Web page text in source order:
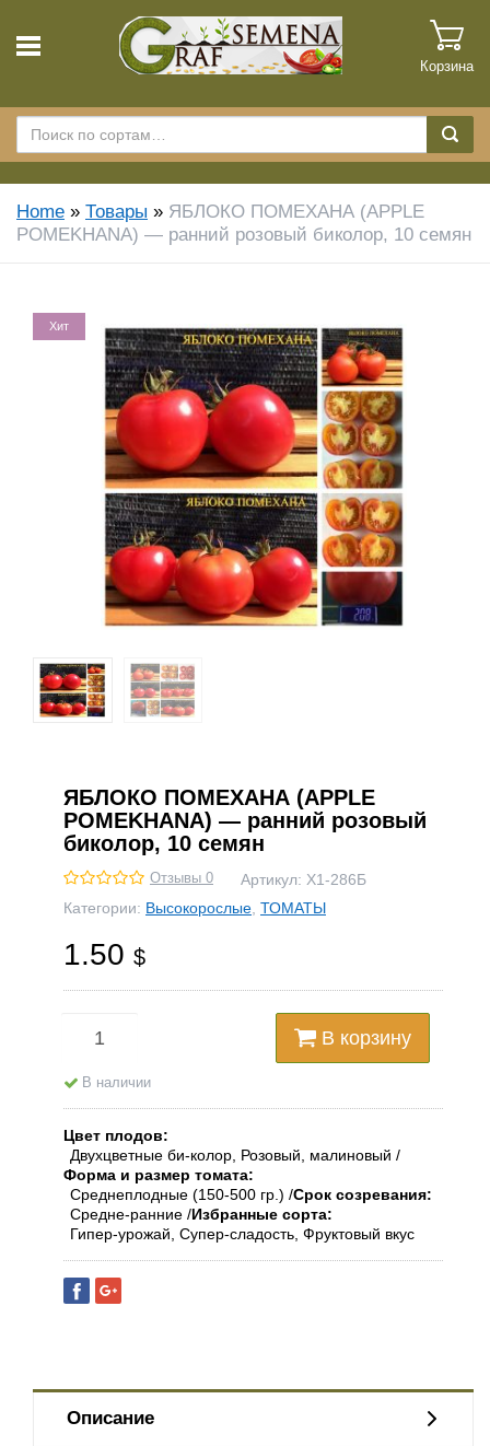
Корзина
Home » Товары » ЯБЛОКО ПОМЕХАНА (APPLE
POMEKHANA) — ранний розовый биколор, 10 семян
Хит
ЯБЛОКО ПОМЕХАНА (APPLE
POMEKHANA) — ранний розовый
биколор, 10 семян
Отзывы 0 Артикул: Х1-286Б
Категории: Высокорослые ТОМАТЫ
1.50 $
В корзину
В наличии
Цвет плодов
Двухцветные би-колор, Розовый, малиновый
Форма и размер томата
Среднеплодные (150-500 гр.) Срок созревания
Средне-ранние Избранные сорта
Гипер-урожай, Супер-сладость, Фруктовый вкус
Описание